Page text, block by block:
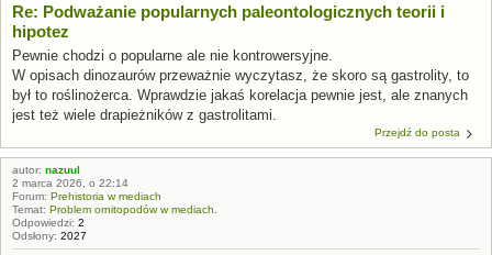
Re: Podważanie popularnych paleontologicznych teorii i
hipotez
Pewnie chodzi o popularne ale nie kontrowersyjne.
W opisach dinozaurów przeważnie wyczytasz, że skoro są gastrolity, to
był to roślinożerca. Wprawdzie jakaś korelacja pewnie jest, ale znanych
jest też wiele drapieżników z gastrolitami.
Przejdź do posta
autor: nazuul
2 marca 2026, o 22:14
Forum: Prehistoria w mediach
Temat: Problem ornitopodów w mediach.
Odpowiedzi: 2
Odsłony: 2027